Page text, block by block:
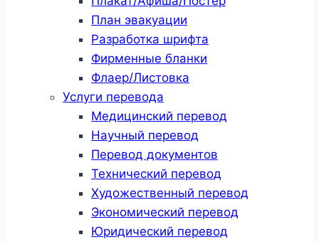
План эвакуации
Разработка шрифта
Фирменные бланки
Флаер/Листовка
Услуги перевода
Медицинский перевод
Научный перевод
Перевод документов
Технический перевод
Художественный перевод
Экономический перевод
Юридический перевод